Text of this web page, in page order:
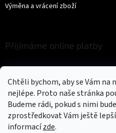
Chtěli bychom, aby se Vám na
nejlépe. Proto naše stránka
Budeme rádi, pokud s nimi
zprostředkovat Vám ještě
informacízde.
Výměna a vrácení zboží
Přijímáme online platby